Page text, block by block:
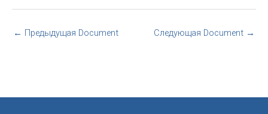
← Предыдущая Document Следующая Document →